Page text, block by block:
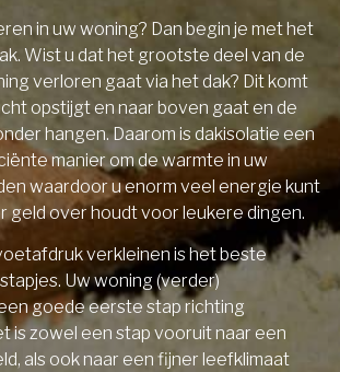
in uw woning? Dan begin je met het
Wist u dat het grootste deel van de
verloren gaat via het dak? Dit komt
opstijgt en naar boven gaat en de
hangen. Daarom is dakisolatie een
manier om de warmte in uw
waardoor u enorm veel energie kunt
geld over houdt voor leukere dingen.
verkleinen is het beste
Uw woning (verder)
goede eerste stap richting
is zowel een stap vooruit naar een
als ook naar een fijner leefklimaat